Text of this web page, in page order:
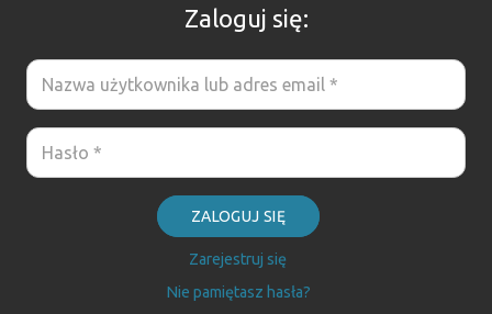
Zaloguj się:
ZALOGUJ SIĘ
Zarejestruj się
Nie pamiętasz hasła?